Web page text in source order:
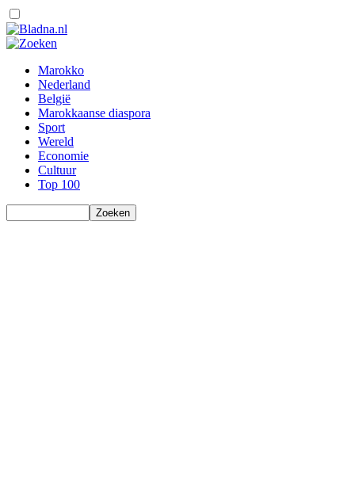
Marokko
Nederland
België
Marokkaanse diaspora
Sport
Wereld
Economie
Cultuur
Top 100